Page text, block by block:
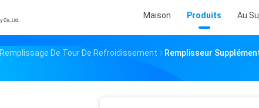
Maison Produits Au
Remplissage De Tour De Refroidissement
Remplisseur